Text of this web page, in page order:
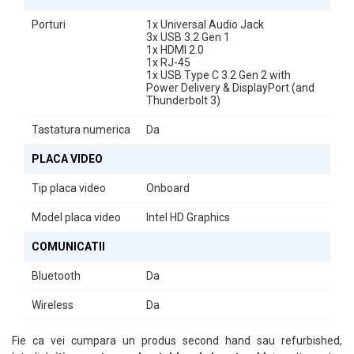
Dell Latitude 5511 este alegerea perfectă pentru utilizatorii care
caută un laptop puternic, fiabil și pregătit pentru activități
profesionale intensive și productivitate zilnică.
Porturi
1x Universal Audio Jack
3x USB 3.2 Gen 1
1x HDMI 2.0
1x RJ-45
1x USB Type C 3.2 Gen 2 with
Power Delivery & DisplayPort (and
Thunderbolt 3)
Tastatura numerica Da
PLACA VIDEO
Tip placa video Onboard
Model placa video Intel HD Graphics
COMUNICATII
Bluetooth Da
Wireless Da
Fie ca vei cumpara un produs second hand sau refurbished,